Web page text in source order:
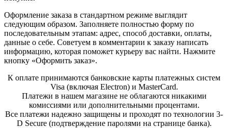
Оформление заказа в стандартном режиме выглядит
следующим образом. Заполняете полностью форму по
последовательным этапам: адрес, способ доставки, оплаты,
данные о себе. Советуем в комментарии к заказу написать
информацию, которая поможет курьеру вас найти. Нажмите
кнопку «Оформить заказ».
К оплате принимаются банковские карты платежных систем
Visa (включая Electron) и MasterCard.
Платежи в нашем магазине не облагаются никакими
комиссиями или дополнительными процентами.
Все платежи надежно защищены и проходят по технологии 3-
D Secure (подтверждение паролями на странице банка).